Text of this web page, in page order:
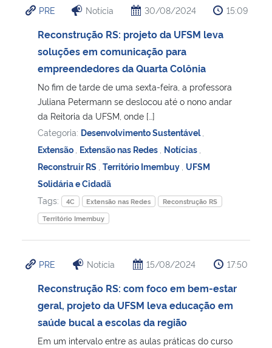
Ministério da Cidadania
Ministério de Minas e Energia
Ministério da Ciência, Tecnologia, Inovações e Comunicações
Ministério do Meio Ambiente
Ministério do Turismo
Ministério do Desenvolvimento Regional
Ministério da Mulher, da Família e dos Direitos Humanos
PRE Notícia 30/08/2024 15:09
Reconstrução RS: projeto da UFSM leva
soluções em comunicação para
empreendedores da Quarta Colônia
No fim de tarde de uma sexta-feira, a professora
Juliana Petermann se deslocou até o nono andar
da Reitoria da UFSM, onde […]
Categoria: Desenvolvimento Sustentável
Extensão Extensão nas Redes Notícias
Reconstruir RS Território Imembuy UFSM
Solidária e Cidadã
Tags:
4C Extensão nas Redes
Reconstrução RS
Território Imembuy
PRE Notícia 15/08/2024 17:50
Reconstrução RS: com foco em bem-estar
geral, projeto da UFSM leva educação em
saúde bucal a escolas da região
Em um intervalo entre as aulas práticas do curso